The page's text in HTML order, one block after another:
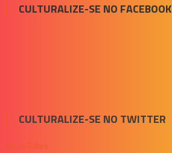
CULTURALIZE-SE NO FACEBOOK
CULTURALIZE-SE NO TWITTER
Meus Tuítes